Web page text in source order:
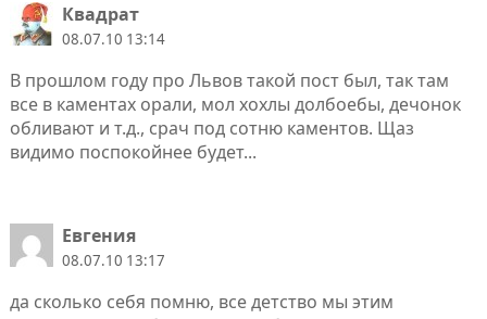
Квадрат
08.07.10 13:14
В прошлом году про Львов такой пост был, так там
все в каментах орали, мол хохлы долбоебы, дечонок
обливают и т.д., срач под сотню каментов. Щаз
видимо поспокойнее будет...
Евгения
08.07.10 13:17
да сколько себя помню, все детство мы этим